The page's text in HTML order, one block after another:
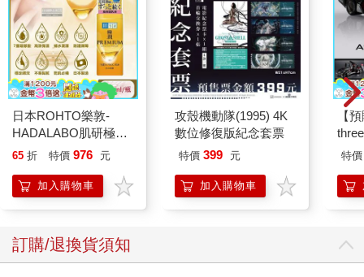
日本ROHTO樂敦-
HADALABO肌研極潤
金緻7重玻尿酸高效保
140ml/金瓶(Premium
臉部肌膚護理乳霜,素
65 折 特價 976 元
加入購物車
攻殼機動隊(1995) 4K
數位修復版紀念套票
特價 399 元
加入購物車
【
VA
特價
訂購/退換貨須知